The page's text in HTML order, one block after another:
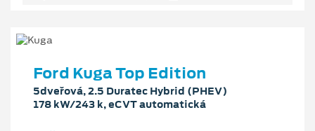
Ford Kuga Top Edition
5dveřová, 2.5 Duratec Hybrid (PHEV)
178 kW/243 k, eCVT automatická